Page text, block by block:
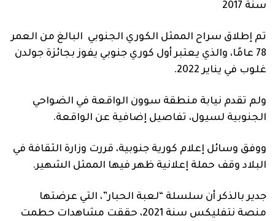
سنة 2017
تم إطلاق سراح الممثل الكوري الجنوبي البالغ من العمر
78 عامًا، والذي يعتبر أول كوري جنوبي يفوز بجائزة جولدن
غلوب في يناير 2022.
ولم تقدم نيابة منطقة سوون الواقعة في الضواحي
الجنوبية لسيول، تفاصيل إضافية عن الواقعة.
ووفق وسائل إعلام كورية جنوبية، قررت وزارة الثقافة في
البلاد وقف حملة إعلانية ظهر فيها الممثل الشهير.
جدير بالذكر أن سلسلة “لعبة الحبار”، التي عرضتها
منصة نتفليكس سنة 2021، حققت مشاهدات حطمت